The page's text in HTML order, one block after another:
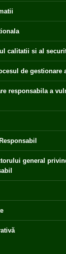
calitatii si al
de gestionare
responsabila a
general